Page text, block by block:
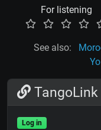
For listening
See also:
TangoLink
Log in